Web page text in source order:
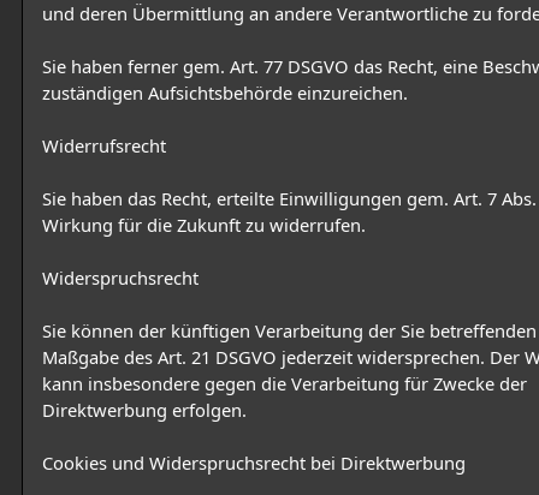
und deren Übermittlung an andere Verantwortliche zu
Sie haben ferner gem. Art. 77 DSGVO das Recht, eine
zuständigen Aufsichtsbehörde einzureichen.
Widerrufsrecht
Sie haben das Recht, erteilte Einwilligungen gem. Art. 7
Wirkung für die Zukunft zu widerrufen.
Widerspruchsrecht
Sie können der künftigen Verarbeitung der Sie
Maßgabe des Art. 21 DSGVO jederzeit widersprechen. Der
kann insbesondere gegen die Verarbeitung für Zwecke der
Direktwerbung erfolgen.
Cookies und Widerspruchsrecht bei Direktwerbung